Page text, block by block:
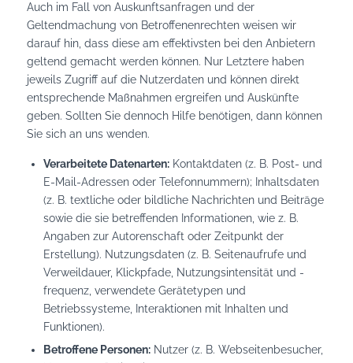
Auch im Fall von Auskunftsanfragen und der
Geltendmachung von Betroffenenrechten weisen wir
darauf hin, dass diese am effektivsten bei den Anbietern
geltend gemacht werden können. Nur Letztere haben
jeweils Zugriff auf die Nutzerdaten und können direkt
entsprechende Maßnahmen ergreifen und Auskünfte
geben. Sollten Sie dennoch Hilfe benötigen, dann können
Sie sich an uns wenden.
Verarbeitete Datenarten:Kontaktdaten (z. B. Post- und
E-Mail-Adressen oder Telefonnummern); Inhaltsdaten
(z. B. textliche oder bildliche Nachrichten und Beiträge
sowie die sie betreffenden Informationen, wie z. B.
Angaben zur Autorenschaft oder Zeitpunkt der
Erstellung). Nutzungsdaten (z. B. Seitenaufrufe und
Verweildauer, Klickpfade, Nutzungsintensität und -
frequenz, verwendete Gerätetypen und
Betriebssysteme, Interaktionen mit Inhalten und
Funktionen).
Betroffene Personen:Nutzer (z. B. Webseitenbesucher,